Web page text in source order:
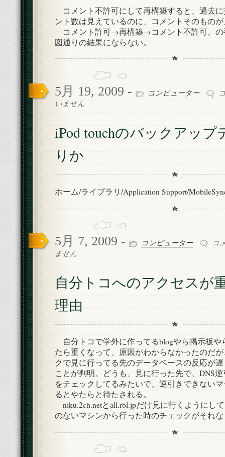
築
は
コメント不許可にして再構築すると、過去
ント数は見えているのに、コメントそのもの
コメント許可→再構築→コメント不許可、の
図通りの結果にならない。
5月 19, 2009 - コンピューター
ッ
ク
ー
の
か
いません
iPod touchのバックアップ
りか
ホーム/ライブラリ/Application Support/
5月 7, 2009 - コンピューター
自
へ
の
が
重
く
な
っ
理
由
は
コ
ません
自分トコへのアクセスが
理由
自分トコで学外に作ってるblogやら掲示板や
たら重くなって、原因がわからなかったのだ
クで見に行ってる先のデータベースの反応が
ことが判明。どうも、見に行った先で、DNS
をチェックしてるみたいで、逆引きできない
るとやたらと待たされる。
niku.2ch.netとall.rbl.jpだけ見に行くようにし
のないマシンから行った時のチェックがそれ